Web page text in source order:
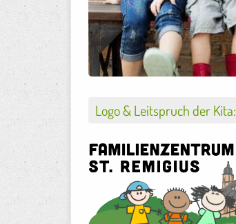
Logo & Leitspruch der Kita: